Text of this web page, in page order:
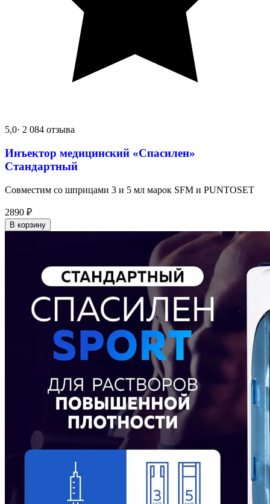
5,0· 2 084 отзыва
Инъектор медицинский «Спасилен»
Стандартный
Совместим со шприцами 3 и 5 мл марок SFM и PUNTOSET
2890 ₽
В корзину